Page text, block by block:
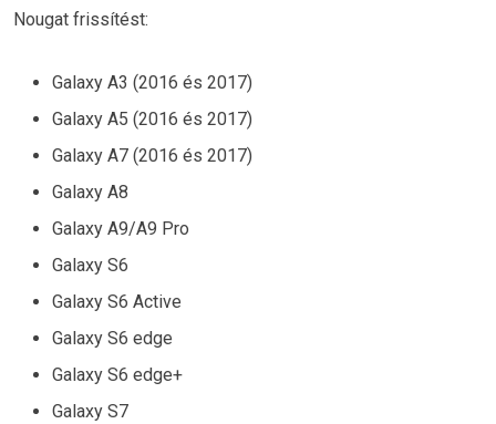
Nougat frissítést:
Galaxy A3 (2016 és 2017)
Galaxy A5 (2016 és 2017)
Galaxy A7 (2016 és 2017)
Galaxy A8
Galaxy A9/A9 Pro
Galaxy S6
Galaxy S6 Active
Galaxy S6 edge
Galaxy S6 edge+
Galaxy S7